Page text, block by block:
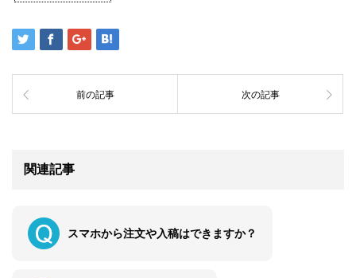
前の記事 次の記事
関連記事
スマホから注文や入稿はできますか？